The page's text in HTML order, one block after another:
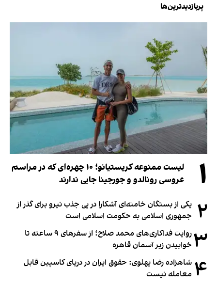
پربازدیدترین‌ها
۱
لیست ممنوعه کریستیانو؛ ۱۰ چهره‌ای که در مراسم
عروسی رونالدو و جورجینا جایی ندارند
۲ یکی از بستگان خامنه‌ای آشکارا در پی جذب نیرو برای گذر از
جمهوری اسلامی به حکومت اسلامی است
۳
روایت فداکاری‌های محمد صلاح؛ از سفرهای ۹ ساعته تا
خوابیدن زیر آسمان قاهره
۴ شاهزاده رضا پهلوی: حقوق ایران در دریای کاسپین قابل
معامله نیست